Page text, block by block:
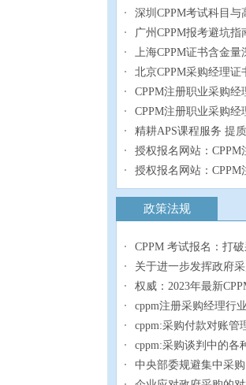
深圳CPPM考试科目与
广州CPPM报考避坑
上海CPPM证书含金
北京CPPM采购经理证
CPPM注册职业采购经
CPPM注册职业采购经
精耕APS课程服务 提
授权报名网站：CPPM
授权报名网站：CPPM
政策法规
CPPM 考试报名：打
关于进一步发挥政府
权威：2023年最新
cppm注册采购经理行
cppm:采购付款对账管
cppm:采购谈判中的各
中央部委规避集中采